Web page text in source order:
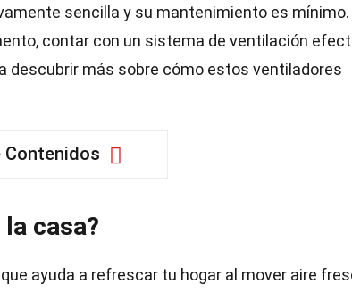
sencilla y su mantenimiento es mínimo.
contar con un sistema de ventilación
descubrir más sobre cómo estos ventiladores
Contenidos
casa?
ayuda a refrescar tu hogar al mover aire